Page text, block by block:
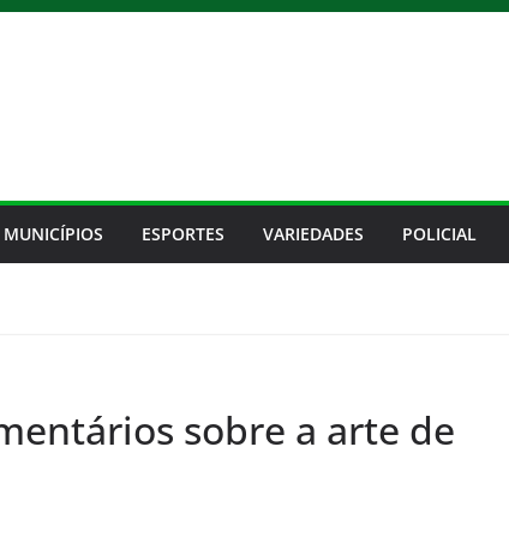
MUNICÍPIOS ESPORTES VARIEDADES POLICIAL
sobre a arte de